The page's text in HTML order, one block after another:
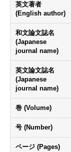
英文著者
(English author)
和文論文誌名
(Japanese
journal name)
英文論文誌名
(Japanese
journal name)
巻 (Volume)
号 (Number)
ページ (Pages)